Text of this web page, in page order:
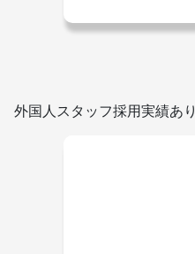
外国人スタッフ採用実績あり